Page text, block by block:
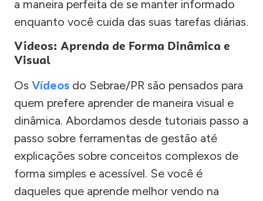
a maneira perfeita de se manter informado
enquanto você cuida das suas tarefas diárias.
Vídeos: Aprenda de Forma Dinâmica e
Visual
Os Vídeos do Sebrae/PR são pensados para
quem prefere aprender de maneira visual e
dinâmica. Abordamos desde tutoriais passo a
passo sobre ferramentas de gestão até
explicações sobre conceitos complexos de
forma simples e acessível. Se você é
daqueles que aprende melhor vendo na